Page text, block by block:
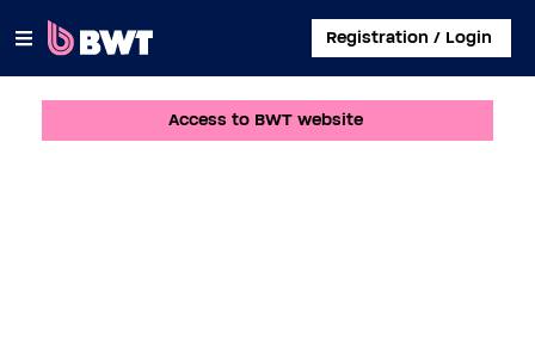
Registration / Login
×
Access to BWT website